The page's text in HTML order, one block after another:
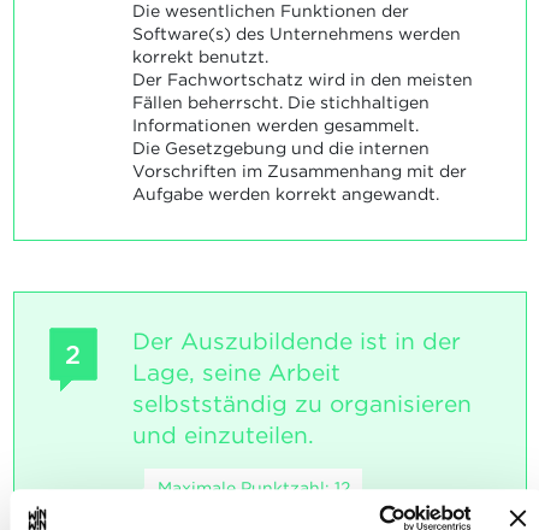
Die wesentlichen Funktionen der
Software(s) des Unternehmens werden
korrekt benutzt.
Der Fachwortschatz wird in den meisten
Fällen beherrscht. Die stichhaltigen
Informationen werden gesammelt.
Die Gesetzgebung und die internen
Vorschriften im Zusammenhang mit der
Aufgabe werden korrekt angewandt.
2
Der Auszubildende ist in der
Lage, seine Arbeit
selbstständig zu organisieren
und einzuteilen.
Maximale Punktzahl: 12